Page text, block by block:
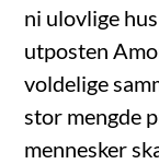
ni ulovlige
utposten
voldelige
stor mengde
mennesker